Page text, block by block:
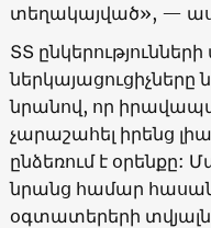
տեղակայված», —
ՏՏ
նրանով, որ
չարաշահել իրենց
ընձեռում է օրենքը:
նրանց համար
օգտատերերի